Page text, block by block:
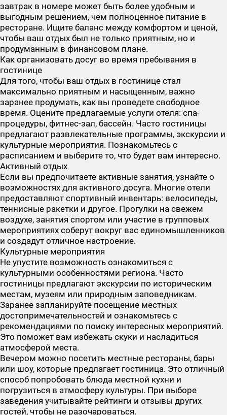
завтрак в номере может быть более удобным и
выгодным решением, чем полноценное питание в
ресторане. Ищите баланс между комфортом и ценой,
чтобы ваш отдых был не только приятным, но и
продуманным в финансовом плане.
Как организовать досуг во время пребывания в
гостинице
Для того, чтобы ваш отдых в гостинице стал
максимально приятным и насыщенным, важно
заранее продумать, как вы проведете свободное
время. Оцените предлагаемые услуги отеля: спа-
процедуры, фитнес-зал, бассейн. Часто гостиницы
предлагают развлекательные программы, экскурсии и
культурные мероприятия. Познакомьтесь с
расписанием и выберите то, что будет вам интересно.
Активный отдых
Если вы предпочитаете активные занятия, узнайте о
возможностях для активного досуга. Многие отели
предоставляют спортивный инвентарь: велосипеды,
теннисные ракетки и другое. Прогулки на свежем
воздухе, занятия спортом или участие в групповых
мероприятиях соберут вокруг вас единомышленников
и создадут отличное настроение.
Культурные мероприятия
Не упустите возможность ознакомиться с
культурными особенностями региона. Часто
гостиницы предлагают экскурсии по историческим
местам, музеям или природным заповедникам.
Заранее запланируйте посещение местных
достопримечательностей и ознакомьтесь с
рекомендациями по поиску интересных мероприятий.
Это поможет вам избежать скуки и насладиться
атмосферой места.
Вечером можно посетить местные рестораны, бары
или шоу, которые предлагает гостиница. Это отличный
способ попробовать блюда местной кухни и
погрузиться в атмосферу культуры. При выборе
заведения учитывайте рейтинги и отзывы других
гостей, чтобы не разочароваться.